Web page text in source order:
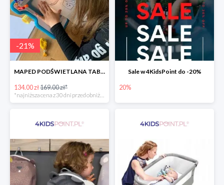
-21%
MAPED PODŚWIETLANA TABLICA DO RYSOWANIA LUMI BOARD CREATIV -21%
134.00 zł169.00 zł*
Sale w 4KidsPoint do -20%
20%